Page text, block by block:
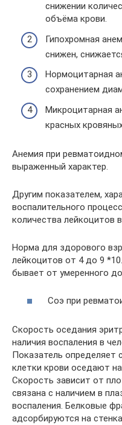
снижении
объёма крови.
Гипохромная
снижен,
Нормоцитарная
сохранением
Микроцитарная
красных
Анемия при
выраженный характер.
Другим показателем,
воспалительного
количества лейкоцитов
Норма для здорового
лейкоцитов от 4 до 9
бывает от умеренного
Соэ при
Скорость оседания
наличия воспаления в
Показатель определяет
клетки крови оседают
Скорость зависит от
связана с наличием в
воспаления. Белковые
адсорбируются на